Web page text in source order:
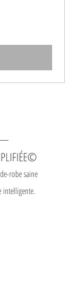
robe saine
intelligente.